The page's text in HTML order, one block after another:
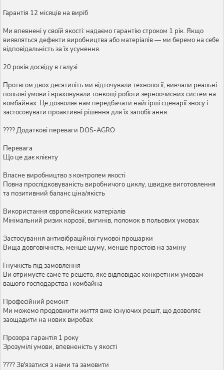
Гарантія 12 місяців на виріб
Ми впевнені у своїй якості: надаємо гарантію строком 1 рік. Якщо
виявляться дефекти виробництва або матеріалів — ми беремо на себе
відповідальність за їх усунення.
20 років досвіду в галузі
Протягом двох десятиліть ми відточували технології, вивчали реальні
польові умови і враховували тонкощі роботи зерноочисних систем на
комбайнах. Це дозволяє нам передбачати найгірші сценарії зносу і
застосовувати проактивні рішення для їх запобігання.
???? Додаткові переваги DOS-AGRO
Перевага
Що це дає клієнту
Власне виробництво з контролем якості
Повна прослідковуваність виробничого циклу, швидке виготовлення
та позитивний баланс ціна/якість
Використання європейських матеріалів
Мінімальний ризик корозії, вигинів, поломок в польових умовах
Застосування антивібраційної гумової прошарки
Вища довговічність, менше шуму, менше простоїв на заміну
Гнучкість під замовлення
Ви отримуєте саме те решето, яке відповідає конкретним умовам
вашого господарства і комбайна
Професійний ремонт
Ми можемо продовжити життя вже існуючих решіт, що дозволяє
заощадити на нових виробах
Прозора гарантія 1 року
Зрозумілі умови, впевненість у якості
???? Зв'язатися з нами та замовити